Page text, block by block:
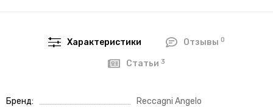
Характеристики Отзывы 0
Статьи3
Бренд Reccagni Angelo